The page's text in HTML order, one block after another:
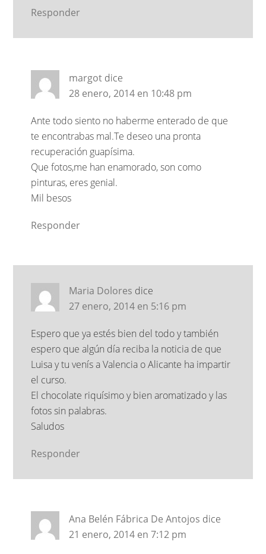
Responder
margot dice
28 enero, 2014 en 10:48 pm
Ante todo siento no haberme enterado de que
te encontrabas mal.Te deseo una pronta
recuperación guapísima.
Que fotos,me han enamorado, son como
pinturas, eres genial.
Mil besos
Responder
Maria Dolores dice
27 enero, 2014 en 5:16 pm
Espero que ya estés bien del todo y también
espero que algún día reciba la noticia de que
Luisa y tu venís a Valencia o Alicante ha impartir
el curso.
El chocolate riquísimo y bien aromatizado y las
fotos sin palabras.
Saludos
Responder
Ana Belén Fábrica De Antojos dice
21 enero, 2014 en 7:12 pm